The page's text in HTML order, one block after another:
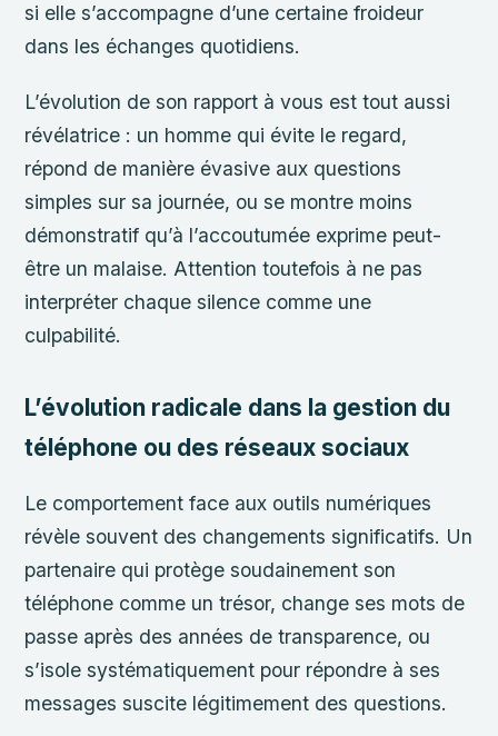
si elle s’accompagne d’une certaine froideur
dans les échanges quotidiens.
L’évolution de son rapport à vous est tout aussi
révélatrice : un homme qui évite le regard,
répond de manière évasive aux questions
simples sur sa journée, ou se montre moins
démonstratif qu’à l’accoutumée exprime peut-
être un malaise. Attention toutefois à ne pas
interpréter chaque silence comme une
culpabilité.
L’évolution radicale dans la gestion du
téléphone ou des réseaux sociaux
Le comportement face aux outils numériques
révèle souvent des changements significatifs. Un
partenaire qui protège soudainement son
téléphone comme un trésor, change ses mots de
passe après des années de transparence, ou
s’isole systématiquement pour répondre à ses
messages suscite légitimement des questions.